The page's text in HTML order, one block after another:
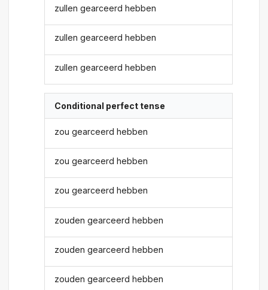
zullen gearceerd hebben
zullen gearceerd hebben
zullen gearceerd hebben
Conditional perfect tense
zou gearceerd hebben
zou gearceerd hebben
zou gearceerd hebben
zouden gearceerd hebben
zouden gearceerd hebben
zouden gearceerd hebben